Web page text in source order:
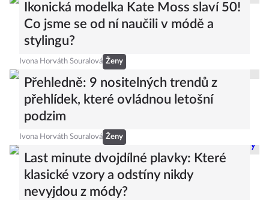
Ikonická modelka Kate Moss slaví 50!
Co jsme se od ní naučili v módě a
stylingu?
Ivona Horváth Souralová Ženy
Přehledně: 9 nositelných trendů z
přehlídek, které ovládnou letošní
podzim
Ivona Horváth Souralová Ženy
Last minute dvojdílné plavky: Které
klasické vzory a odstíny nikdy
nevyjdou z módy?